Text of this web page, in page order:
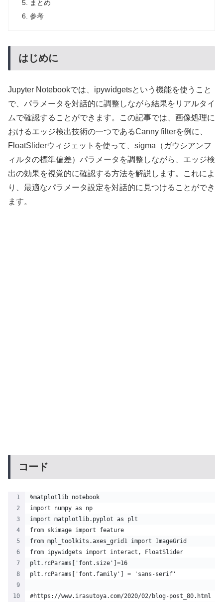
まとめ
参考
はじめに
Jupyter Notebookでは、ipywidgetsという機能を使うこと
で、パラメータを対話的に調整しながら結果をリアルタイ
ムで確認することができます。この記事では、画像処理に
おけるエッジ検出技術の一つであるCanny filterを例に、
FloatSliderウィジェットを使って、sigma（ガウシアンフ
ィルタの標準偏差）パラメータを調整しながら、エッジ検
出の効果を視覚的に確認する方法を解説します。これによ
り、最適なパラメータ設定を対話的に見つけることができ
ます。
コード
%matplotlib notebook
import numpy as np
import matplotlib.pyplot as plt
from skimage import feature
from mpl_toolkits.axes_grid1 import ImageGrid
from ipywidgets import interact, FloatSlider
plt.rcParams['font.size']=16
plt.rcParams['font.family'] = 'sans-serif'
#https://www.irasutoya.com/2020/02/blog-post_80.html